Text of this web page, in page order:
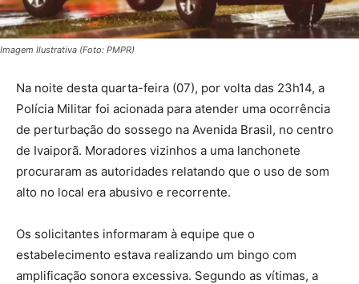
Imagem Ilustrativa (Foto: PMPR)
Na noite desta quarta-feira (07), por volta das 23h14, a
Polícia Militar foi acionada para atender uma ocorrência
de perturbação do sossego na Avenida Brasil, no centro
de Ivaiporã. Moradores vizinhos a uma lanchonete
procuraram as autoridades relatando que o uso de som
alto no local era abusivo e recorrente.
Os solicitantes informaram à equipe que o
estabelecimento estava realizando um bingo com
amplificação sonora excessiva. Segundo as vítimas, a